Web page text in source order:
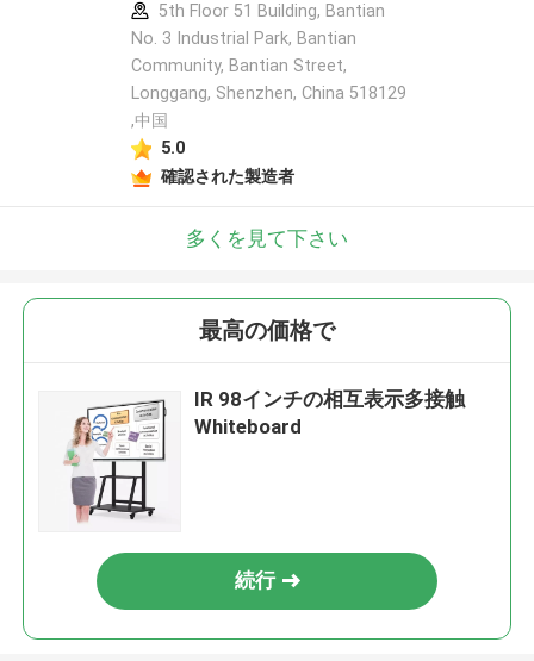
5th Floor 51 Building, Bantian
No. 3 Industrial Park, Bantian
Community, Bantian Street,
Longgang, Shenzhen, China 518129
,中国
5.0
確認された製造者
多くを見て下さい
最高の価格で
IR 98インチの相互表示多接触
Whiteboard
続行